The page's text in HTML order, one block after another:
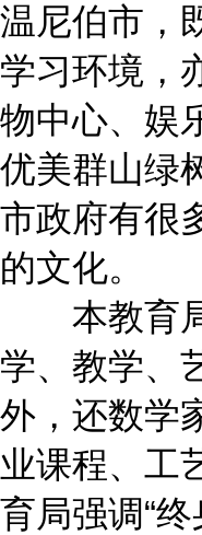
温尼伯市，
学习环境，
物中心、娱
优美群山绿
市政府有很
的文化。
本教育局
学、教学、
外，还数学
业课程、工
育局强调“